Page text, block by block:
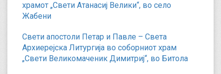
храмот „Свети Атанасиј Велики“, во село
Жабени
Свети апостоли Петар и Павле – Света
Архиерејска Литургија во соборниот храм
„Свети Великомаченик Димитриј“, во Битола